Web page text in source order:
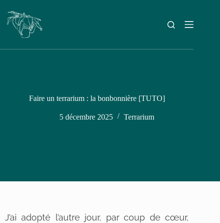
Faire un terrarium : la bonbonnière [TUTO]
5 décembre 2025 Terrarium
J’ai adopté l’autre jour, par coup de cœur,